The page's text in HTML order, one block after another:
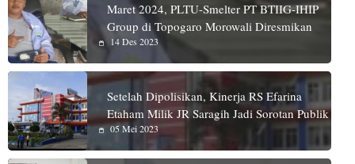
Maret 2024, PLTU-Smelter PT BTIIG-IHIP
Group di Topogaro Morowali Diresmikan
14 Des 2023
Setelah Dipolisikan, Kinerja RS Efarina
Etaham Milik JR Saragih Jadi Sorotan Publik
05 Mei 2023